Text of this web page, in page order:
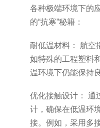
各种极端环境下的
的“抗寒”秘籍：
耐低温材料： 航空
如特殊的工程塑料
温环境下仍能保持
优化接触设计： 通
计，确保在低温环
接。例如，采用多